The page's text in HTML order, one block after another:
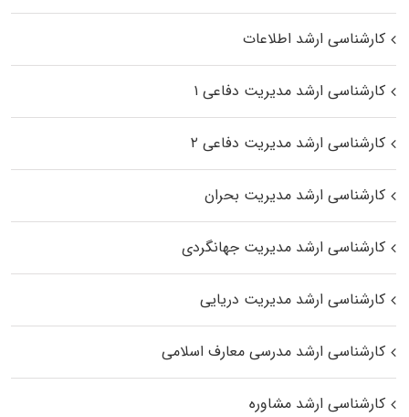
کارشناسی ارشد اطلاعات
کارشناسی ارشد مدیریت دفاعی ۱
کارشناسی ارشد مدیریت دفاعی ۲
کارشناسی ارشد مدیریت بحران
کارشناسی ارشد مدیریت جهانگردی
کارشناسی ارشد مدیریت دریایی
کارشناسی ارشد مدرسی معارف اسلامی
کارشناسی ارشد مشاوره